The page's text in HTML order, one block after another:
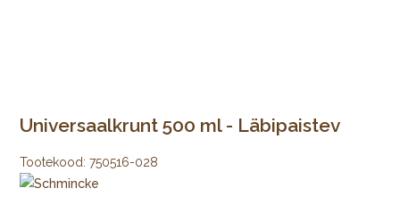
Universaalkrunt 500 ml - Läbipaistev
Tootekood: 750516-028